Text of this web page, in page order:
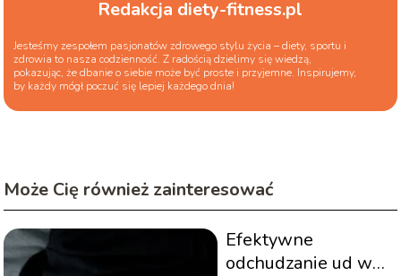
Redakcja diety-fitness.pl
Jesteśmy zespołem pasjonatów zdrowego stylu życia – diety, sportu i
zdrowia to nasza codzienność. Z radością dzielimy się wiedzą,
pokazując, że dbanie o siebie może być proste i przyjemne. Inspirujemy,
by każdy mógł poczuć się lepiej każdego dnia!
Może Cię również zainteresować
Efektywne
odchudzanie ud w